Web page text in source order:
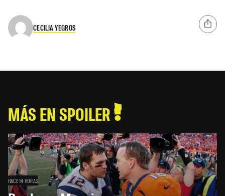
CECILIA YEGROS
MÁS EN SPOILER
HACE 14 HORAS